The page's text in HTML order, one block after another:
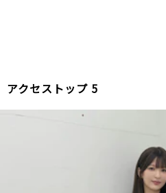
アクセストップ 5